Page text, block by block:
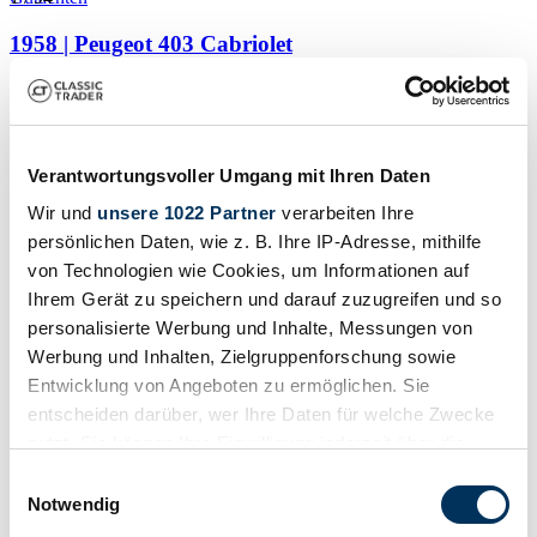
Verantwortungsvoller Umgang mit Ihren Daten
Wir und unsere 1022 Partner verarbeiten Ihre
persönlichen Daten, wie z. B. Ihre IP-Adresse, mithilfe
von Technologien wie Cookies, um Informationen auf
Ihrem Gerät zu speichern und darauf zuzugreifen und so
personalisierte Werbung und Inhalte, Messungen von
Werbung und Inhalten, Zielgruppenforschung sowie
Entwicklung von Angeboten zu ermöglichen. Sie
entscheiden darüber, wer Ihre Daten für welche Zwecke
Trigger Symbol ändern oder widerrufen
Notwendig
1958 | Peugeot 403 Cabriolet
403 Grand Luxe Décapotable Columbo Cabrio
CHF 60'649